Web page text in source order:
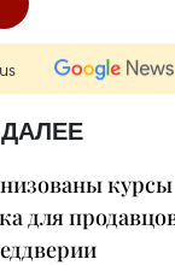
курсы
для